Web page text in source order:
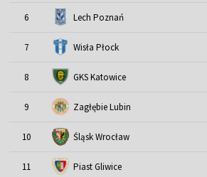
6 Lech Poznań
7 Wisła Płock
8 GKS Katowice
9 Zagłębie Lubin
10 Śląsk Wrocław
11 Piast Gliwice